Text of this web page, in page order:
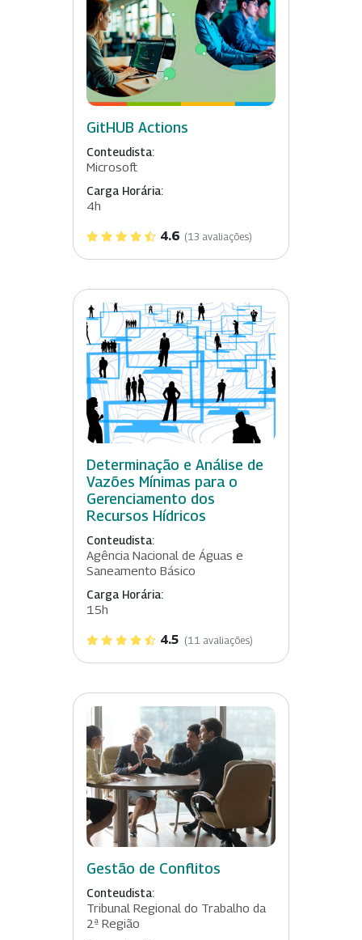
GitHUB Actions
Conteudista:
Microsoft
Carga Horária:
4h
4.6 (13 avaliações)
Determinação e Análise de
Vazões Mínimas para o
Gerenciamento dos
Recursos Hídricos
Conteudista:
Agência Nacional de Águas e
Saneamento Básico
Carga Horária:
15h
4.5 (11 avaliações)
Gestão de Conflitos
Conteudista:
Tribunal Regional do Trabalho da
2ª Região